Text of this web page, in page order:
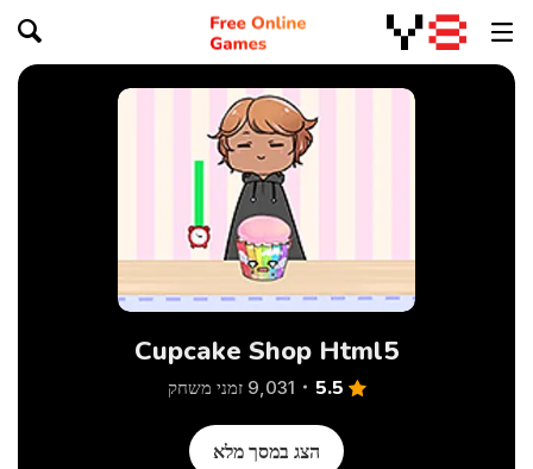
Cupcake Shop Html5
5.5 9,031 זמני משחק
הצג במסך מלא